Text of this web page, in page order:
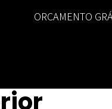
ORÇAMENTO